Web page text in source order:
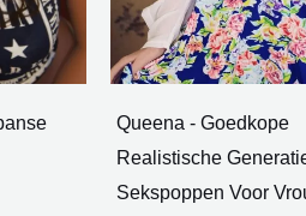
Queena - Goedkope
Realistische
Sekspoppen Voor